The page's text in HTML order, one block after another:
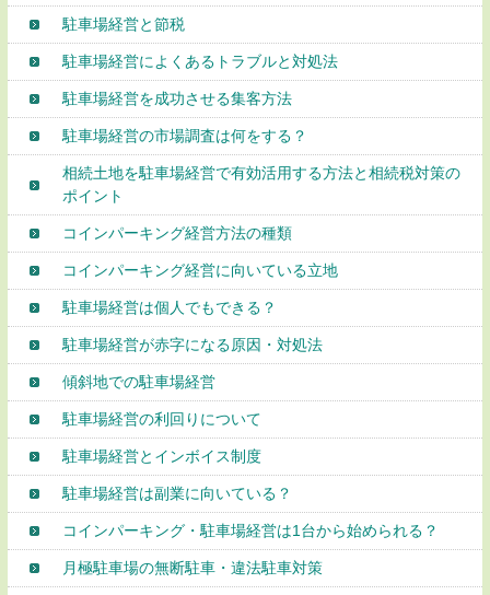
駐車場経営と節税
駐車場経営によくあるトラブルと対処法
駐車場経営を成功させる集客方法
駐車場経営の市場調査は何をする？
相続土地を駐車場経営で有効活用する方法と相続税対策の
ポイント
コインパーキング経営方法の種類
コインパーキング経営に向いている立地
駐車場経営は個人でもできる？
駐車場経営が赤字になる原因・対処法
傾斜地での駐車場経営
駐車場経営の利回りについて
駐車場経営とインボイス制度
駐車場経営は副業に向いている？
コインパーキング・駐車場経営は1台から始められる？
月極駐車場の無断駐車・違法駐車対策